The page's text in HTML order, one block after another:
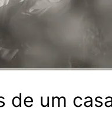
de um